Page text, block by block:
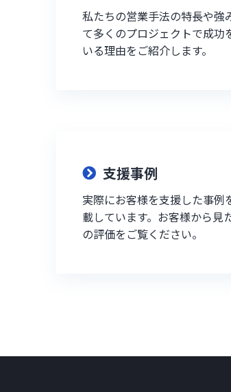
私たちの営業手法の特長や強
て多くのプロジェクトで成功
いる理由をご紹介します。
支援事例
実際にお客様を支援した事例
載しています。お客様から見
の評価をご覧ください。